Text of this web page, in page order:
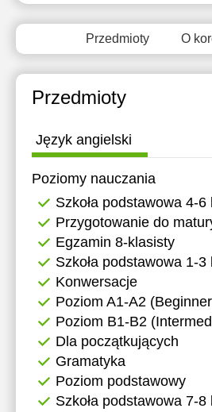
Przedmioty O
Przedmioty
Język angielski
Poziomy nauczania
Szkoła podstawowa 4-6
Przygotowanie do
Egzamin 8-klasisty
Szkoła podstawowa 1-3
Konwersacje
Poziom A1-A2
Poziom B1-B2
Dla początkujących
Gramatyka
Poziom podstawowy
Szkoła podstawowa 7-8
dostępnych
terminów
dostępnych
terminów
dostępnych
terminów